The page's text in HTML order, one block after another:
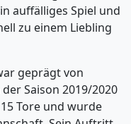
auffälliges Spiel und
zu einem Liebling
geprägt von
Saison 2019/2020
Tore und wurde